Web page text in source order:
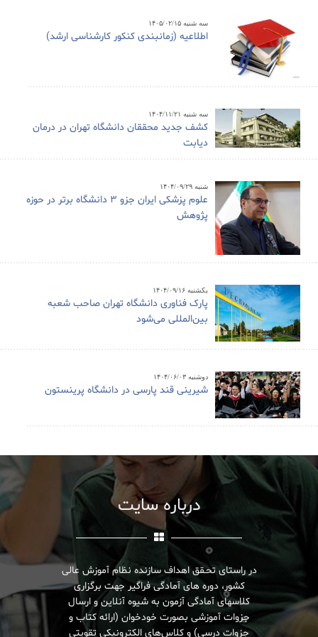
سه شنبه ۱۴۰۵/۰۲/۱۵
اطلاعیه (زمانبندی کنکور کارشناسی ارشد)
سه شنبه ۱۴۰۴/۱۱/۲۱
کشف جدید محققان دانشگاه تهران در درمان
دیابت
شنبه ۱۴۰۴/۰۹/۲۹
علوم پزشکی ایران جزو ۳ دانشگاه برتر در حوزه
پژوهش
یکشنبه ۱۴۰۴/۰۹/۱۶
پارک فناوری دانشگاه تهران صاحب شعبه
بین‌المللی می‌شود
دوشنبه ۱۴۰۴/۰۶/۰۳
شیرینی قند پارسی در دانشگاه پرینستون
درباره سایت
در راستای تحـقق اهداف سازنده نظام آموزش عالی
کشور، دوره های آمادگی فراگیر جهت برگزاری
کلاسهای آمادگی آزمون به شیوه آنلاین و ارسال
جزوات آموزشی بصورت خودخوان (ارائه کتاب و
جزوات درسی) و کلاس‌های الکترونیکی تقویتی